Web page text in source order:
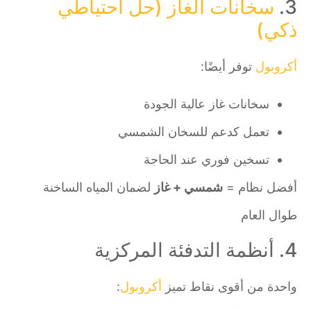
سخانات الغاز (حل احتياطي
ذكي)
أكروبولتوفر أيضًا:
سخانات غاز عالية الجودة
تعمل كدعم للسخان الشمسي
تسخين فوري عند الحاجة
أفضل نظام = شمسي + غازلضمان المياه الساخنة
طوال العام
واحدة من أقوى نقاط تميزأكروبول: